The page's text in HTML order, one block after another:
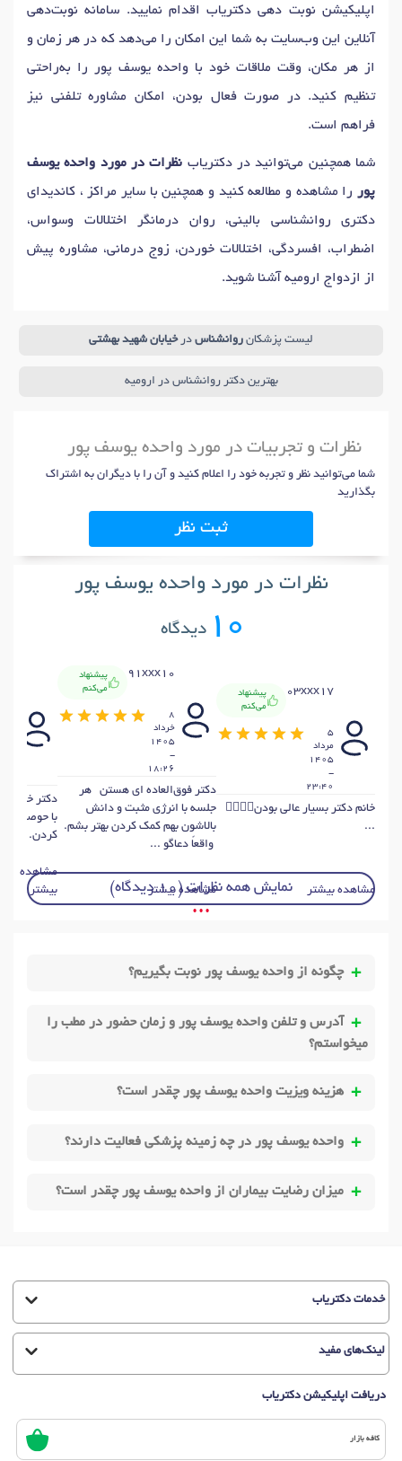
اپلیکیشن نوبت دهی دکتریاب اقدام نمایید. سامانه نوبت‌دهی
آنلاین این وب‌سایت به شما این امکان را می‌دهد که در هر زمان و
از هر مکان، وقت ملاقات خود با واحده یوسف پور را به‌راحتی
تنظیم کنید. در صورت فعال بودن، امکان مشاوره تلفنی نیز
فراهم است.
شما همچنین می‌توانید در دکتریاب نظرات در مورد واحده یوسف
پور
را مشاهده و مطالعه کنید و همچنین با سایر مراکز ، کاندیدای
دکتری روانشناسی بالینی، روان درمانگر اختلالات وسواس،
اضطراب، افسردگی، اختلالات خوردن، زوج درمانی، مشاوره پیش
از ازدواج ارومیه آشنا شوید.
لیست پزشکان روانشناس درخیابان شهید بهشتی
بهترین دکتر روانشناس در ارومیه
نظرات و تجربیات در مورد واحده یوسف پور
شما می‌توانید نظر و تجربه خود را اعلام کنید و آن را با دیگران به اشتراک
بگذارید
ثبت نظر
نظرات در مورد واحده یوسف پور
10دیدگاه
03xxx17
پیشنهاد
می‌کنم
5
مرداد
1405
-
23:40
خانم دکتر بسیار عالی بودن👌🏼👌🏼
...
مشاهده بیشتر
91xxx10
پیشنهاد
می‌کنم
8
خرداد
1405
-
18:26
دکتر فوق‌العاده ای هستن هر
جلسه با انرژی مثبت و دانش
بالاشون بهم کمک کردن بهتر بشم.
واقعاً دعاگو ...
مشاهده بیشتر
دکتر خیلی
با حوصله
کردن.
مشاهده
بیشتر
نمایش همه نظرات (10 دیدگاه)
• • •
چگونه از واحده یوسف پور نوبت بگیریم؟
آدرس و تلفن واحده یوسف پور و زمان حضور در مطب را
میخواستم؟
هزینه ویزیت واحده یوسف پور چقدر است؟
واحده یوسف پور در چه زمینه پزشکی فعالیت دارند؟
میزان رضایت بیماران از واحده یوسف پور چقدر است؟
خدمات دکتریاب
لینک‌های مفید
دریافت اپلیکیشن دکتریاب
کافه بازار